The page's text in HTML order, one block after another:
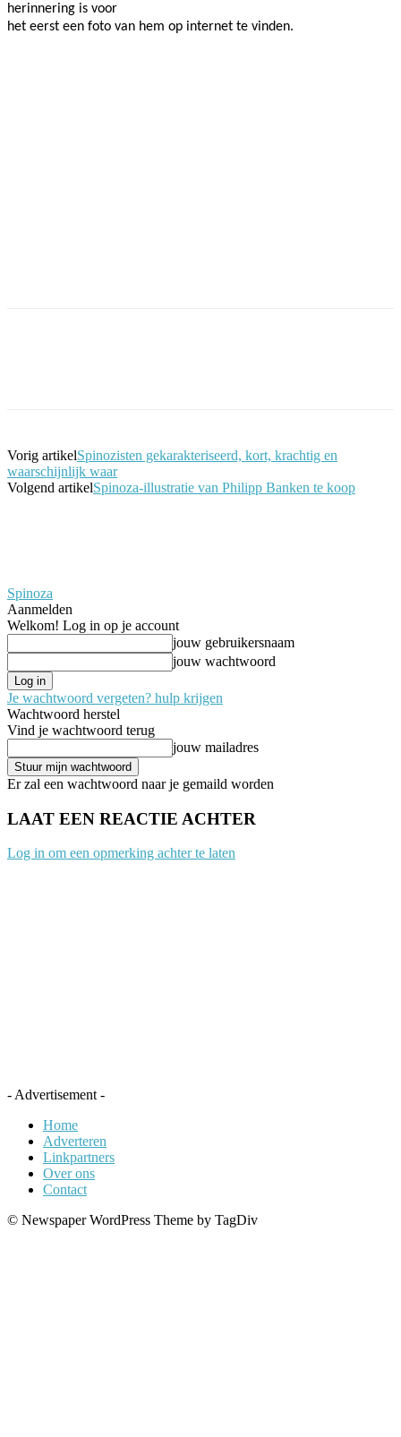
herinnering is voor
het eerst een foto van hem op internet te vinden.
Vorig artikelSpinozisten gekarakteriseerd, kort, krachtig en
waarschijnlijk waar
Volgend artikelSpinoza-illustratie van Philipp Banken te koop
Spinoza
Aanmelden
Welkom! Log in op je account
jouw gebruikersnaam
jouw wachtwoord
Je wachtwoord vergeten? hulp krijgen
Wachtwoord herstel
Vind je wachtwoord terug
jouw mailadres
Er zal een wachtwoord naar je gemaild worden
LAAT EEN REACTIE ACHTER
Log in om een opmerking achter te laten
- Advertisement -
Home
Adverteren
Linkpartners
Over ons
Contact
© Newspaper WordPress Theme by TagDiv